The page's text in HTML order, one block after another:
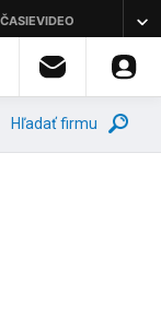
Hľadať firmu